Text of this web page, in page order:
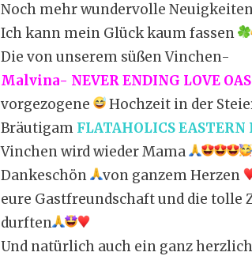
Noch mehr wundervolle
Ich kann mein Glück kaum fassen
Die von unserem süßen Vinchen-
Malvina- NEVER ENDING LOVE
vorgezogene
Hochzeit in der
Bräutigam FLATAHOLICS EASTERN
Vinchen wird wieder Mama
Dankeschön
von ganzem Herzen
eure Gastfreundschaft und die tolle
durften
Und natürlich auch ein ganz